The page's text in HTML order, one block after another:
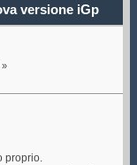
versione iGp
»
proprio.